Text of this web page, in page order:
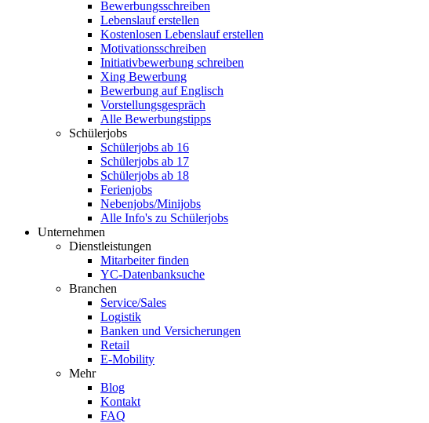
Bewerbungsschreiben
Lebenslauf erstellen
Kostenlosen Lebenslauf erstellen
Motivationsschreiben
Initiativbewerbung schreiben
Xing Bewerbung
Bewerbung auf Englisch
Vorstellungsgespräch
Alle Bewerbungstipps
Schülerjobs
Schülerjobs ab 16
Schülerjobs ab 17
Schülerjobs ab 18
Ferienjobs
Nebenjobs/Minijobs
Alle Info's zu Schülerjobs
Unternehmen
Dienstleistungen
Mitarbeiter finden
YC-Datenbanksuche
Branchen
Service/Sales
Logistik
Banken und Versicherungen
Retail
E-Mobility
Mehr
Blog
Kontakt
FAQ